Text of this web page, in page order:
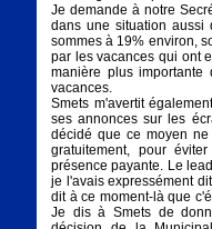
Je demande à notre
dans une situation aussi
sommes à 19% environ,
par les vacances qui ont
manière plus importante
vacances.
Smets m'avertit
ses annonces sur les
décidé que ce moyen
gratuitement, pour
présence payante. Le
je l'avais expressément
dit à ce moment-là que
Je dis à Smets de